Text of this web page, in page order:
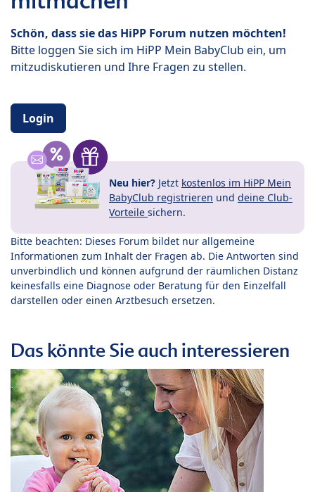
Schön, dass sie das HiPP Forum nutzen möchten!
Bitte loggen Sie sich im HiPP Mein BabyClub ein, um
mitzudiskutieren und Ihre Fragen zu stellen.
Login
Neu hier? Jetzt kostenlos im HiPP Mein
BabyClub registrieren und deine Club-
Vorteile sichern.
Bitte beachten: Dieses Forum bildet nur allgemeine
Informationen zum Inhalt der Fragen ab. Die Antworten sind
unverbindlich und können aufgrund der räumlichen Distanz
keinesfalls eine Diagnose oder Beratung für den Einzelfall
darstellen oder einen Arztbesuch ersetzen.
Das könnte Sie auch interessieren